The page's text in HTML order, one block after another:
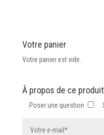
Votre panier
Votre panier est vide.
À propos de ce produit
Poser une question